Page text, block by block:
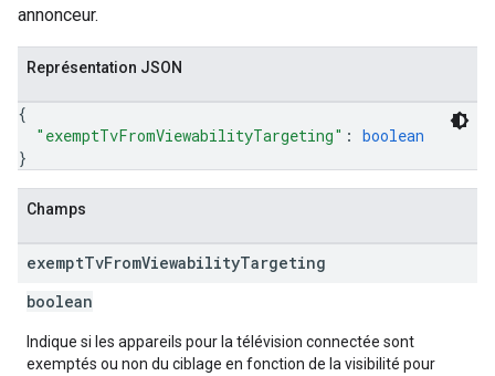
annonceur.
Représentation JSON
{
"exemptTvFromViewabilityTargeting" : boolean
}
Champs
exemptTvFromViewabilityTargeting
boolean
Indique si les appareils pour la télévision connectée sont
exemptés ou non du ciblage en fonction de la visibilité pour